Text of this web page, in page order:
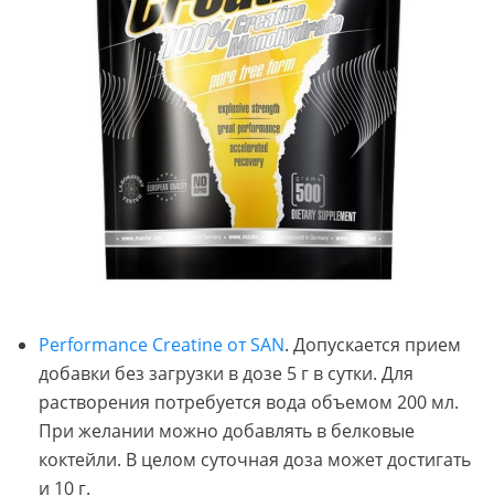
Performance Creatine от SAN. Допускается прием
добавки без загрузки в дозе 5 г в сутки. Для
растворения потребуется вода объемом 200 мл.
При желании можно добавлять в белковые
коктейли. В целом суточная доза может достигать
и 10 г.